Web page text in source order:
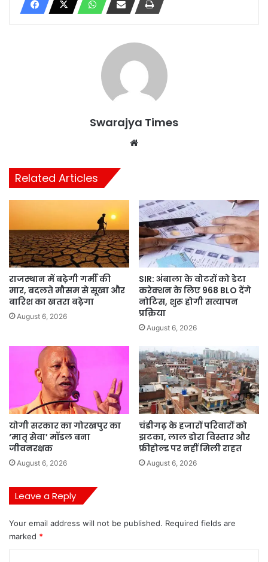
Swarajya Times
Related Articles
राजस्थान में बढ़ेगी गर्मी की
मार, बदलते मौसम से सूखा और
बारिश का खतरा बढ़ेगा
August 6, 2026
SIR: अंबाला के वोटरों को डेटा
करेक्शन के लिए 968 BLO देंगे
नोटिस, शुरू होगी सत्यापन
प्रक्रिया
August 6, 2026
योगी सरकार का गोरखपुर का
‘मातृ सेवा’ मॉडल बना
जीवनरक्षक
August 6, 2026
चंडीगढ़ के हजारों परिवारों को
झटका, लाल डोरा विस्तार और
फ्रीहोल्ड पर नहीं मिली राहत
August 6, 2026
Leave a Reply
Your email address will not be published. Required fields are
marked *